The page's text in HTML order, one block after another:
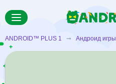
ANDROID™ PLUS 1 ➞ Андроид игры